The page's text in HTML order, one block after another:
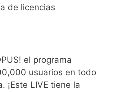
de licencias
el programa
usuarios en todo
¡Este LIVE tiene la